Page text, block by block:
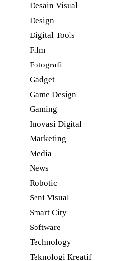
Desain Visual
Design
Digital Tools
Film
Fotografi
Gadget
Game Design
Gaming
Inovasi Digital
Marketing
Media
News
Robotic
Seni Visual
Smart City
Software
Technology
Teknologi Kreatif